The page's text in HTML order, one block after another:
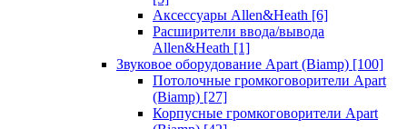
Аксессуары Allen&Heath [6]
Расширители ввода/вывода
Allen&Heath [1]
Звуковое оборудование Apart (Biamp) [100]
Потолочные громкоговорители Apart
(Biamp) [27]
Корпусные громкоговорители Apart